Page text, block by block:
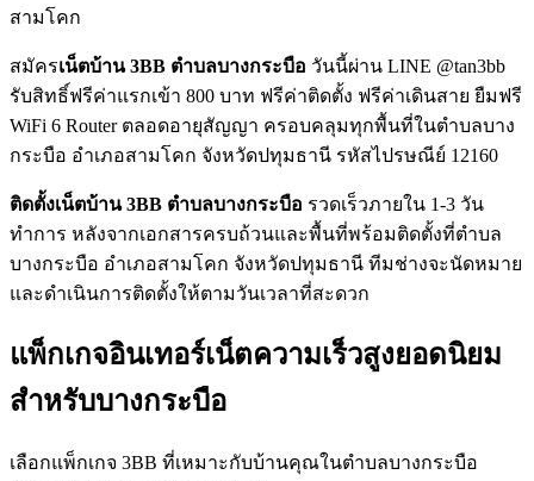
สามโคก
สมัครเน็ตบ้าน 3BB ตำบลบางกระบือ วันนี้ผ่าน LINE @tan3bb
รับสิทธิ์ฟรีค่าแรกเข้า 800 บาท ฟรีค่าติดตั้ง ฟรีค่าเดินสาย ยืมฟรี
WiFi 6 Router ตลอดอายุสัญญา ครอบคลุมทุกพื้นที่ในตำบลบาง
กระบือ อำเภอสามโคก จังหวัดปทุมธานี รหัสไปรษณีย์ 12160
ติดตั้งเน็ตบ้าน 3BB ตำบลบางกระบือ รวดเร็วภายใน 1-3 วัน
ทำการ หลังจากเอกสารครบถ้วนและพื้นที่พร้อมติดตั้งที่ตำบล
บางกระบือ อำเภอสามโคก จังหวัดปทุมธานี ทีมช่างจะนัดหมาย
และดำเนินการติดตั้งให้ตามวันเวลาที่สะดวก
แพ็กเกจอินเทอร์เน็ตความเร็วสูงยอดนิยม
สำหรับบางกระบือ
เลือกแพ็กเกจ 3BB ที่เหมาะกับบ้านคุณในตำบลบางกระบือ